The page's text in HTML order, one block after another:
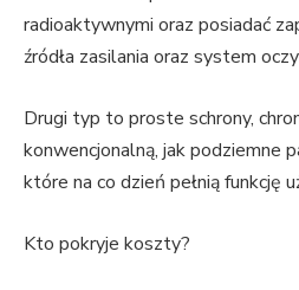
radioaktywnymi oraz posiadać
źródła zasilania oraz system
Drugi typ to proste schrony,
konwencjonalną, jak podziemne
które na co dzień pełnią funkcję
Kto pokryje koszty?